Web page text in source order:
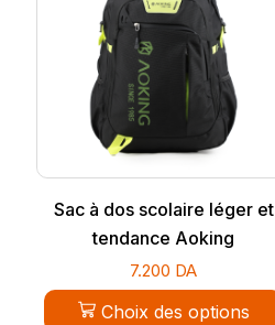
Sac à dos scolaire léger et
tendance Aoking
7.200 DA
Choix des options